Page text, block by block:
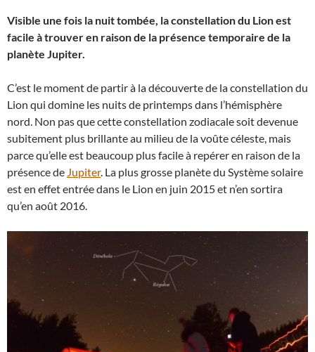
Visible une fois la nuit tombée, la constellation du Lion est
facile à trouver en raison de la présence temporaire de la
planète Jupiter.
C’est le moment de partir à la découverte de la constellation du
Lion qui domine les nuits de printemps dans l’hémisphère
nord. Non pas que cette constellation zodiacale soit devenue
subitement plus brillante au milieu de la voûte céleste, mais
parce qu’elle est beaucoup plus facile à repérer en raison de la
présence de Jupiter. La plus grosse planète du Système solaire
est en effet entrée dans le Lion en juin 2015 et n’en sortira
qu’en août 2016.